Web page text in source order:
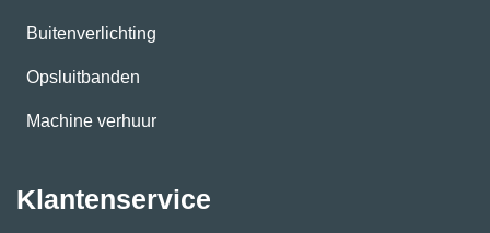
Buitenverlichting
Opsluitbanden
Machine verhuur
Klantenservice